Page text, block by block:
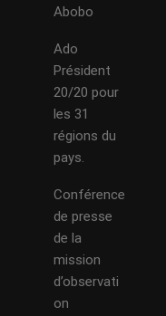
Abobo
Ado
Président
20/20 pour
les 31
régions du
pays.
Conférence
de presse
de la
mission
d’observati
on